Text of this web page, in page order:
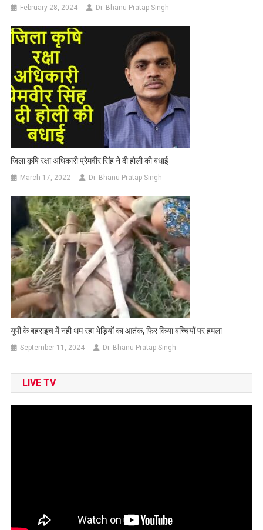
February 28, 2024 Dr. Bhanu Pratap Singh
जिला कृषि रक्षा अधिकारी प्रेमवीर सिंह ने दी होली की बधाई
March 17, 2022 Dr. Bhanu Pratap Singh
यूपी के बहराइच में नही थम रहा भेड़ियों का आतंक, फिर किया बच्चियों पर हमला
September 11, 2024 Dr. Bhanu Pratap Singh
LIVE TV